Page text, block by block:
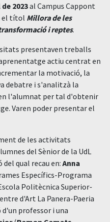
2023al Campus Cappont
el títol Millora de les
i reptes.
presentaven treballs
actiu centrat en
la motivació, la
debatre i s'analitzà la
l'alumnat per tal d'obtenir
Varen poder presentar el
de les activitats
del Sènior de la UdL
qual recau en: Anna
Específics-Programa
Politècnica Superior-
d'Art La Panera-Paeria
d'un professor i una